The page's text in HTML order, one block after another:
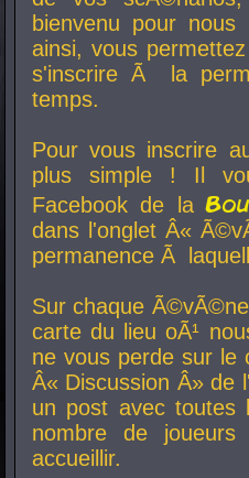
bienvenu pour
ainsi, vous
s'inscrire Ã la
temps.
Pour vous inscrire
plus simple ! Il
Facebook de la
dans l'onglet Â«
permanence Ã
Sur chaque
carte du lieu oÃ¹
ne vous perde sur le
Â« Discussion Â» de
un post avec toutes
nombre de
accueillir.